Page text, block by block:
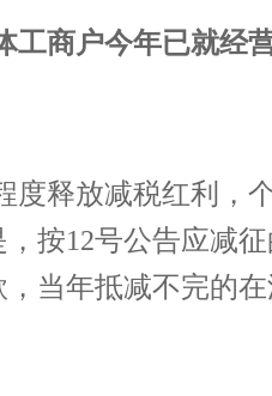
商户今年已就经营
释放减税红利，个
按12号公告应减
，当年抵减不完的